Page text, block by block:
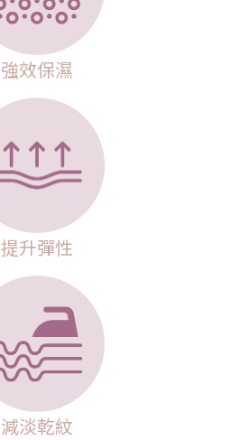
強效保濕
提升彈性
減淡乾紋